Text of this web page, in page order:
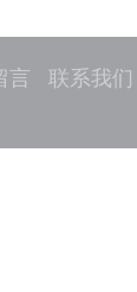
言 联系我们